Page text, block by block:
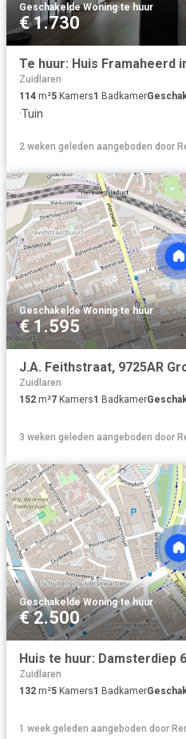
Geschakelde Woning·te huur
€ 1.730
Te huur: Huis Framaheerd
Zuidlaren
114 m²5 Kamers1 Badkamer
·Tuin
2 weken geleden aangeboden door
Geschakelde Woning·te huur
€ 1.595
J.A. Feithstraat, 9725AR
Zuidlaren
152 m²7 Kamers1 Badkamer
3 weken geleden aangeboden door
Geschakelde Woning·te huur
€ 2.500
Huis te huur: Damsterdiep
Zuidlaren
132 m²5 Kamers1 Badkamer
1 week geleden aangeboden door